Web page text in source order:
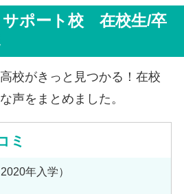
んですが、キャンパスでフェロー
れる中で、その不安は希望へと変
サポート校 在校生/卒
校がきっと見つかる！在校
声をまとめました。
ミ
2020年入学）